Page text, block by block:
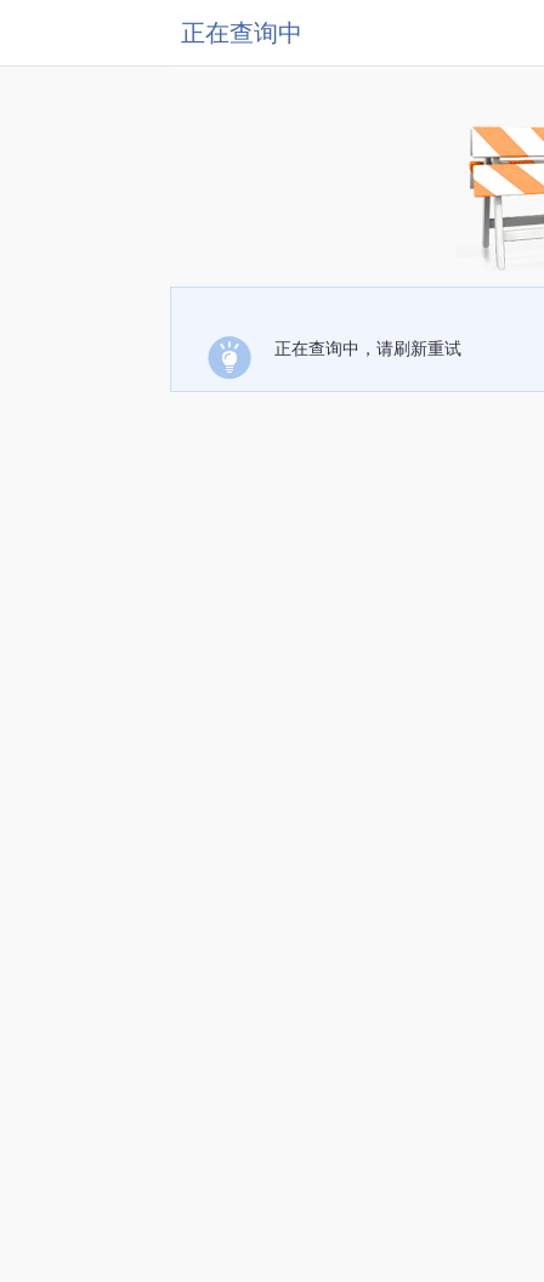
正在查询中
正在查询中，请刷新重试